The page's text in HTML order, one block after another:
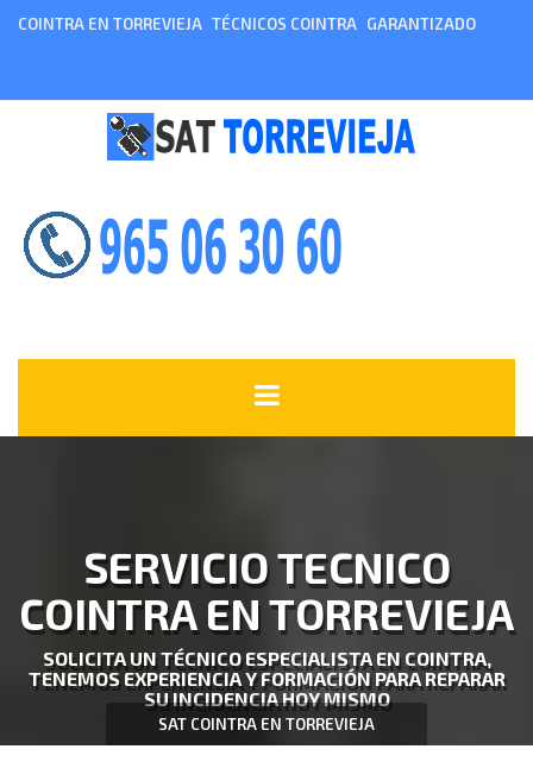
COINTRA EN TORREVIEJA TÉCNICOS COINTRA GARANTIZADO
SERVICIO TECNICO
COINTRA EN TORREVIEJA
SOLICITA UN TÉCNICO ESPECIALISTA EN COINTRA,
TENEMOS EXPERIENCIA Y FORMACIÓN PARA REPARAR
SU INCIDENCIA HOY MISMO
SAT COINTRA EN TORREVIEJA